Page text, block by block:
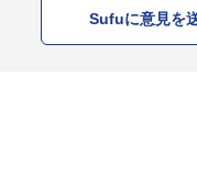
Sufuに意見を